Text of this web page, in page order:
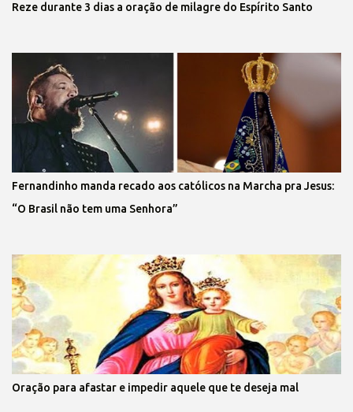
Reze durante 3 dias a oração de milagre do Espírito Santo
Fernandinho manda recado aos católicos na Marcha pra Jesus:
“O Brasil não tem uma Senhora”
Oração para afastar e impedir aquele que te deseja mal